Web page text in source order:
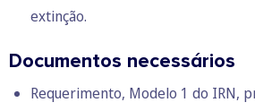
extinção.
Documentos necessários
Requerimento, Modelo 1 do IRN,